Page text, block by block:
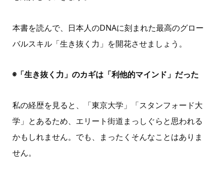
本書を読んで、日本人のDNAに刻まれた最高のグロー
バルスキル「生き抜く力」を開花させましょう。
◉「生き抜く力」のカギは「利他的マインド」だった
私の経歴を見ると、「東京大学」「スタンフォード大
学」とあるため、エリート街道まっしぐらと思われる
かもしれません。でも、まったくそんなことはありま
せん。